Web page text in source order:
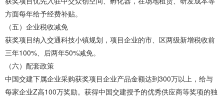
方面每年给予经费补贴。
（五）企业税收减免
获奖项目纳入交通科技小镇规划，项目企业的市、区两级新增税收前
三年100%、后两年50%减免。
（六）配套政策
中国交建下属企业采购获奖项目企业产品金额达到300万以上，给与
每家企业Z高100万奖励。获得中国交建授予的优秀供应商等奖项的独